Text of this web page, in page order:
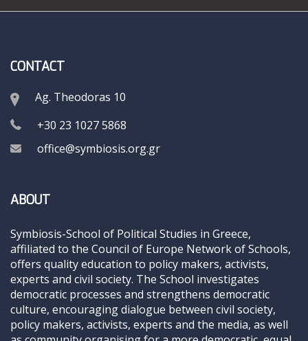
CONTACT
Ag. Theodoras 10
+30 23 1027 5868
office@symbiosis.org.gr
ABOUT
Symbiosis-School of Political Studies in Greece,
affiliated to the Council of Europe Network of Schools,
offers quality education to policy makers, activists,
experts and civil society. The School investigates
democratic processes and strengthens democratic
culture, encouraging dialogue between civil society,
policy makers, activists, experts and the media, as well